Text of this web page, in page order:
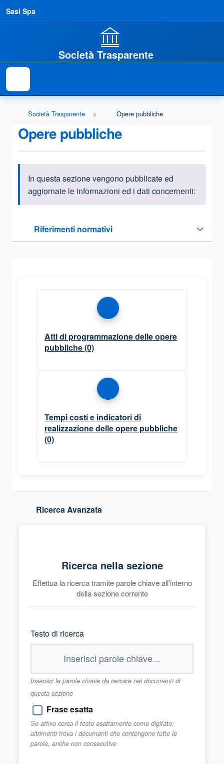
Sasi Spa
Società Trasparente
Società Trasparente Opere pubbliche
Opere pubbliche
Informazioni introduttive
In questa sezione vengono pubblicate ed
aggiornate le informazioni ed i dati concernenti:
Riferimenti normativi
Sezione compressa
Atti di programmazione delle opere
pubbliche(0)
Tempi costi e indicatori di
realizzazione delle opere pubbliche
(0)
Ricerca Avanzata
Ricerca nella sezione
Effettua la ricerca tramite parole chiave all'interno
della sezione corrente
Testo di ricerca
Inserisci le parole chiave da cercare nei documenti di
questa sezione
Frase esatta
Se attivo cerca il testo esattamente come digitato;
altrimenti trova i documenti che contengono tutte le
parole, anche non consecutive